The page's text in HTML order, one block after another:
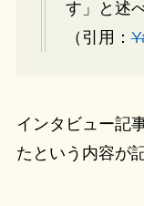
す」と述
（引用：
インタビュー記
たという内容が